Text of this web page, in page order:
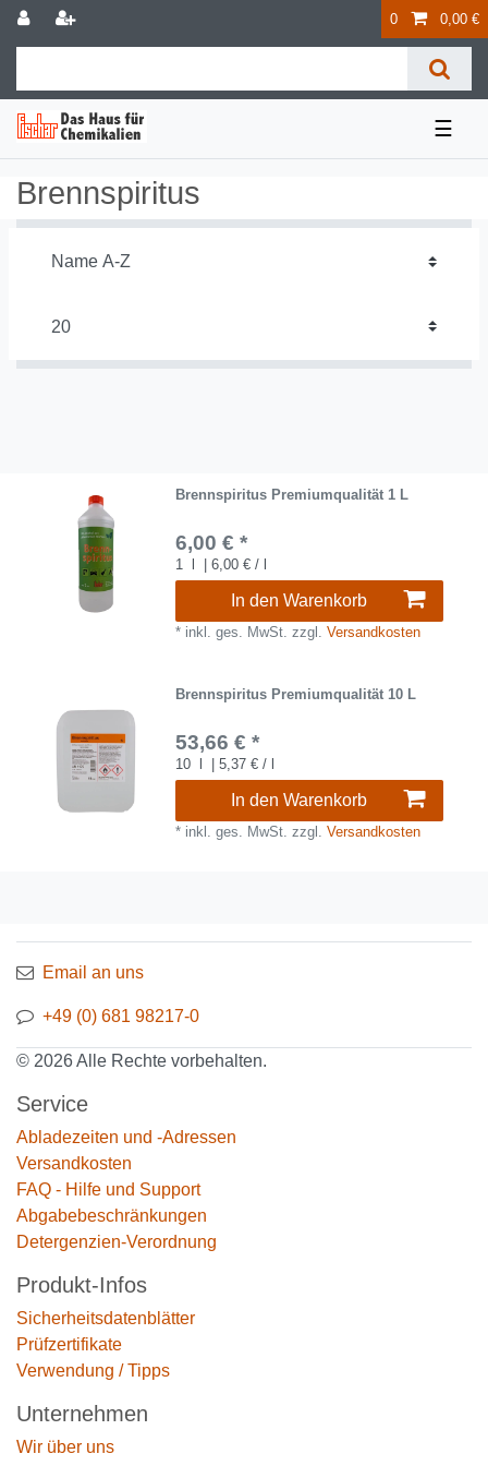
0 0,00 €
☰
Brennspiritus
Brennspiritus Premiumqualität 1 L
6,00 € *
1 | 6,00 € / l
In den Warenkorb
* inkl. ges. MwSt. zzgl. Versandkosten
Brennspiritus Premiumqualität 10 L
53,66 € *
10 l | 5,37 € / l
In den Warenkorb
* inkl. ges. MwSt. zzgl. Versandkosten
Email an uns
+49 (0) 681 98217-0
© 2026 Alle Rechte vorbehalten.
Service
Abladezeiten und -Adressen
Versandkosten
FAQ - Hilfe und Support
Abgabebeschränkungen
Detergenzien-Verordnung
Produkt-Infos
Sicherheitsdatenblätter
Prüfzertifikate
Verwendung / Tipps
Unternehmen
Wir über uns